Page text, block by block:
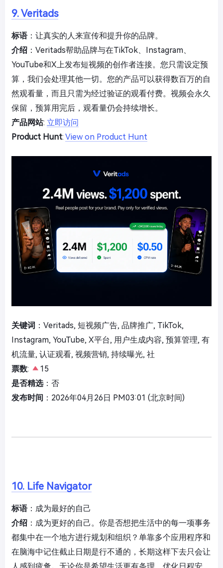
9. Veritads
标语：让真实的人来宣传和提升你的品牌。
介绍 ：Veritads帮助品牌与在TikTok、Instagram、
YouTube和X上发布短视频的创作者连接。您只需设定预
算，我们会处理其他一切。您的产品可以获得数百万的自
然观看量，而且只需为经过验证的观看付费。视频会永久
保留，预算用完后，观看量仍会持续增长。
产品网站: 立即访问
Product Hunt: View on Product Hunt
关键词 ：Veritads, 短视频广告, 品牌推广, TikTok,
Instagram, YouTube, X平台, 用户生成内容, 预算管理, 有
机流量, 认证观看, 视频营销, 持续曝光, 社
票数:
15
是否精选：否
发布时间 ：2026年04月26日 PM03:01 (北京时间)
10. Life Navigator
标语：成为最好的自己
介绍 ：成为更好的自己。你是否想把生活中的每一项事务
都集中在一个地方进行规划和组织？单靠多个应用程序和
在脑海中记住截止日期是行不通的，长期这样下去只会让